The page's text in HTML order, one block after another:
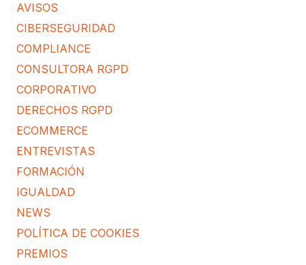
AVISOS
CIBERSEGURIDAD
COMPLIANCE
CONSULTORA RGPD
CORPORATIVO
DERECHOS RGPD
ECOMMERCE
ENTREVISTAS
FORMACIÓN
IGUALDAD
NEWS
POLÍTICA DE COOKIES
PREMIOS